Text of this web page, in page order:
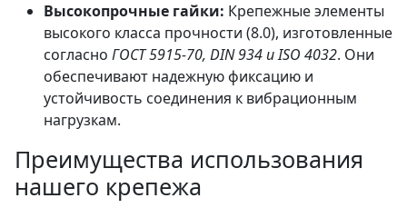
Высокопрочные гайки: Крепежные элементы
высокого класса прочности (8.0), изготовленные
согласно ГОСТ 5915-70, DIN 934 и ISO 4032. Они
обеспечивают надежную фиксацию и
устойчивость соединения к вибрационным
нагрузкам.
Преимущества использования
нашего крепежа